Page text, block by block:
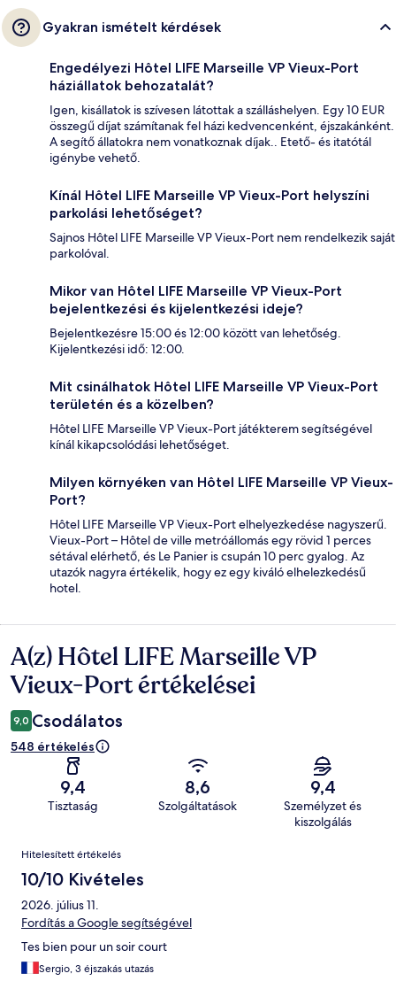
Gyakran ismételt kérdések
Engedélyezi Hôtel LIFE Marseille VP Vieux-Port
háziállatok behozatalát?
Igen, kisállatok is szívesen látottak a szálláshelyen. Egy 10 EUR
összegű díjat számítanak fel házi kedvencenként, éjszakánként.
A segítő állatokra nem vonatkoznak díjak.. Etető- és itatótál
igénybe vehető.
Kínál Hôtel LIFE Marseille VP Vieux-Port helyszíni
parkolási lehetőséget?
Sajnos Hôtel LIFE Marseille VP Vieux-Port nem rendelkezik saját
parkolóval.
Mikor van Hôtel LIFE Marseille VP Vieux-Port
bejelentkezési és kijelentkezési ideje?
Bejelentkezésre 15:00 és 12:00 között van lehetőség.
Kijelentkezési idő: 12:00.
Mit csinálhatok Hôtel LIFE Marseille VP Vieux-Port
területén és a közelben?
Hôtel LIFE Marseille VP Vieux-Port játékterem segítségével
kínál kikapcsolódási lehetőséget.
Milyen környéken van Hôtel LIFE Marseille VP Vieux-
Port?
Hôtel LIFE Marseille VP Vieux-Port elhelyezkedése nagyszerű.
Vieux-Port – Hôtel de ville metróállomás egy rövid 1 perces
sétával elérhető, és Le Panier is csupán 10 perc gyalog. Az
utazók nagyra értékelik, hogy ez egy kiváló elhelezkedésű
hotel.
Értékelések
A(z) Hôtel LIFE Marseille VP
Vieux-Port értékelései
9,0 Csodálatos
548 értékelés
9,4
Tisztaság
8,6
Szolgáltatások
9,4
Személyzet és
kiszolgálás
Értékelések
Hitelesített értékelés
10/10 Kivételes
2026. július 11.
Fordítás a Google segítségével
Tes bien pour un soir court
Sergio, 3 éjszakás utazás